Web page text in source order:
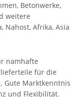
Betonwerke,
weitere
Nahost, Afrika, Asia
namhafte
für die
Gute Marktkenntnis
und Flexibilität.